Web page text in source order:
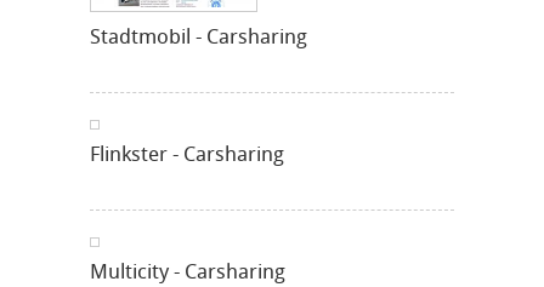
Stadtmobil - Carsharing
Flinkster - Carsharing
Multicity - Carsharing